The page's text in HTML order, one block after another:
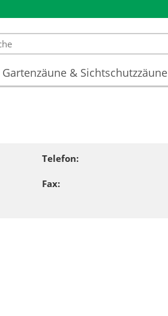
Gartenzäune & Sichtschutzzäune
Telefon:
Fax: